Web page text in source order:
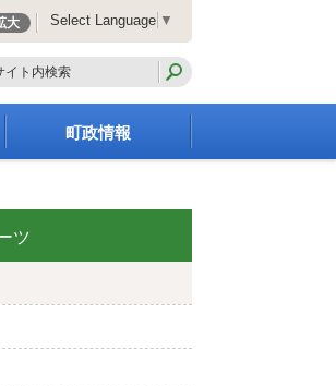
大 Select Language ▼
町政情報
庁舎案内
ツ